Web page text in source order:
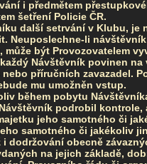
i předmětem
šetření Policie ČR.
další setrvání v Klubu, je
Neuposlechne-li
být Provozovatelem
Návštěvník povinen na
příručních zavazadel.
mu umožněn vstup.
během pobytu
podrobil kontrole,
jeho samotného či
samotného či jakékoliv
dodržování obecně
na jejich základě,